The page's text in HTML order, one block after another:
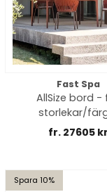
Fast Spa
AllSize bord -
storlekar/
fr. 27605 kr
Spara 10%